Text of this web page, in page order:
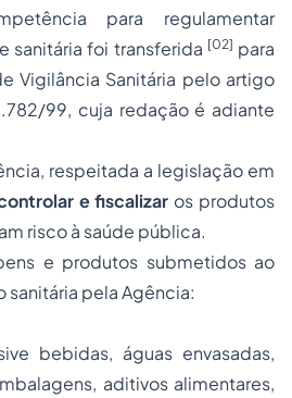
para regulamentar
sanitária foi transferida [02] para
Vigilância Sanitária pelo artigo
99, cuja redação é adiante
respeitada a legislação em
e fiscalizar os produtos
risco à saúde pública.
e produtos submetidos ao
sanitária pela Agência:
bebidas, águas envasadas,
aditivos alimentares,